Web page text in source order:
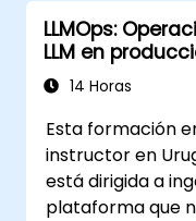
Optimizar
por IA para
la producción
LLMOps:
LLM en
14 Horas
Esta formación
instructor en
está dirigida a
plataforma que